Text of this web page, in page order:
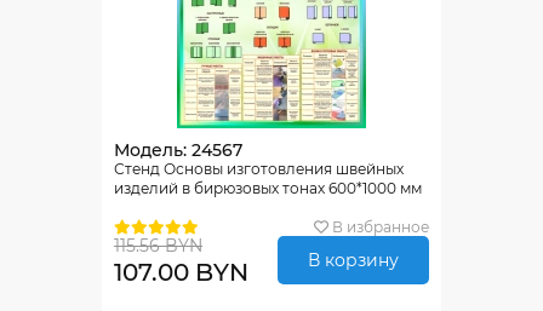
Модель: 24567
Стенд Основы изготовления швейных
изделий в бирюзовых тонах 600*1000 мм
В избранное
115.56 BYN
107.00 BYN В корзину